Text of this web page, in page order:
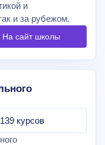
и
и за рубежом.
На сайт школы
139 курсов